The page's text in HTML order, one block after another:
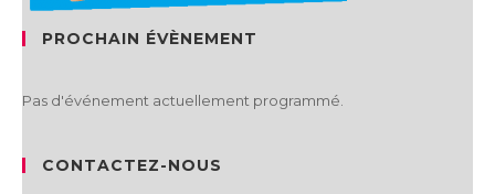
PROCHAIN ÉVÈNEMENT
Pas d'événement actuellement programmé.
CONTACTEZ-NOUS